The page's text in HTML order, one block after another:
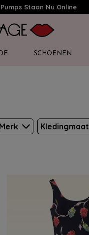
Staan Nu Online
SCHOENEN
Merk Kledingmaat